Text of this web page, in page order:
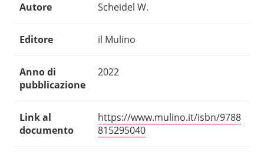
Autore Scheidel W.
Editore il Mulino
Anno di
pubblicazione
2022
Link al
documento
https://www.mulino.it/isbn/9788
815295040